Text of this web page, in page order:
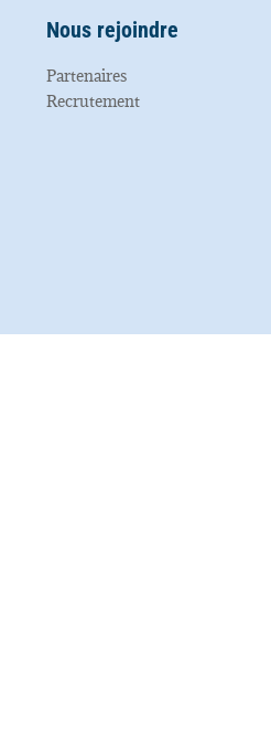
Nous rejoindre
Partenaires
Recrutement